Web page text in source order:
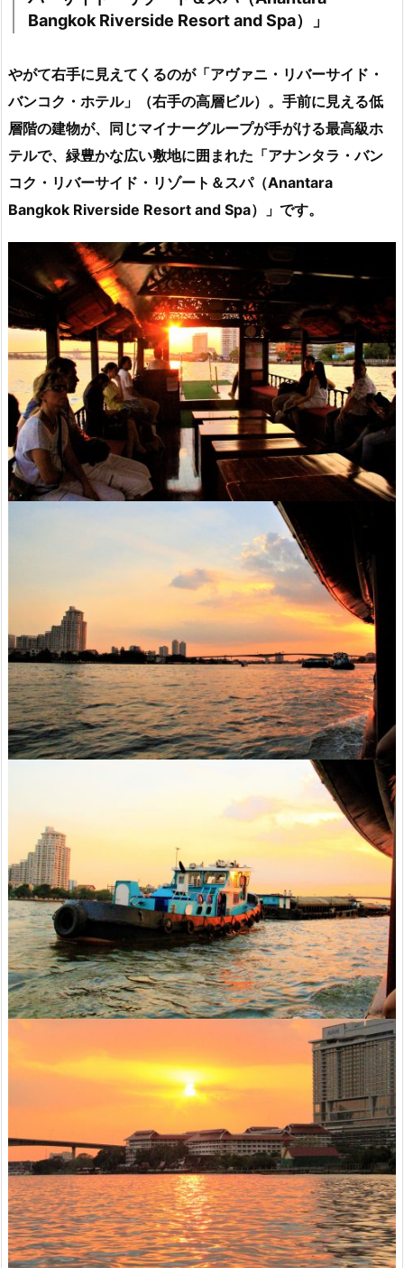
Bangkok Riverside Resort and Spa）」
やがて右手に見えてくるのが「アヴァニ・リバーサイド・
バンコク・ホテル」（右手の高層ビル）。手前に見える低
層階の建物が、同じマイナーグループが手がける最高級ホ
テルで、緑豊かな広い敷地に囲まれた「アナンタラ・バン
コク・リバーサイド・リゾート＆スパ（Anantara
Bangkok Riverside Resort and Spa）」です。